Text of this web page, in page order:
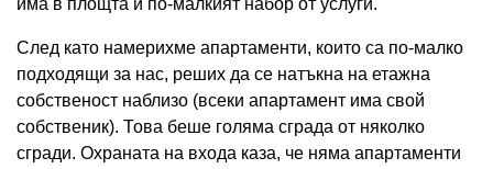
има в площта и по-малкият набор от услуги.
След като намерихме апартаменти, които са по-малко
подходящи за нас, реших да се натъкна на етажна
собственост наблизо (всеки апартамент има свой
собственик). Това беше голяма сграда от няколко
сгради. Охраната на входа каза, че няма апартаменти